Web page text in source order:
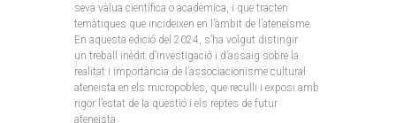
seva vàlua científica o acadèmica, i que tracten
temàtiques que incideixen en l’àmbit de l’ateneísme.
En aquesta edició del 2024, s’ha volgut distingir
un treball inèdit d’investigació i d’assaig sobre la
realitat i importància de l’associacionisme cultural
ateneista en els micropobles, que reculli i exposi amb
rigor l’estat de la qüestió i els reptes de futur
ateneista.